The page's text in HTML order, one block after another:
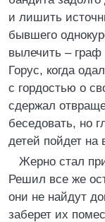
и лишить
бывшего
вылечить –
Горус, когда
с гордостью о
сдержал
беседовать, но
детей пойдет на
Жерно стал
Решил все же
они не найдут
заберет их